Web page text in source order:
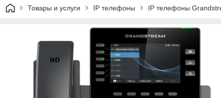
Товары и услуги IP телефоны IP телефоны